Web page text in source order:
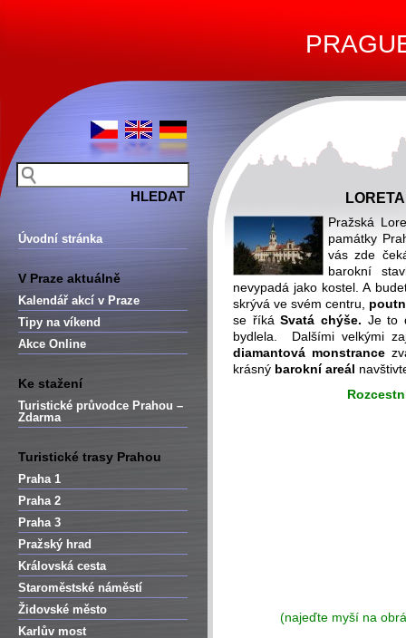
Úvodní stránka
V Praze aktuálně
Kalendář akcí v Praze
Tipy na víkend
Akce Online
Ke stažení
Turistické průvodce Prahou –
Zdarma
Turistické trasy Prahou
Praha 1
Praha 2
Praha 3
Pražský hrad
Královská cesta
Staroměstské náměstí
Židovské město
Karlův most
Pražská
památky
vás zde
barokní
nevypadá jako kostel. A
skrývá ve svém centru,
se říkáSvatá chýše. Je to
bydlela. Dalšími velkými
diamantová monstrance
krásný barokní areál
(najeďte myší na